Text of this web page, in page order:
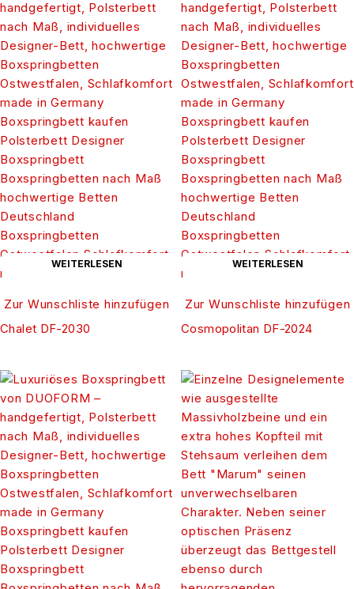
WEITERLESEN
Zur Wunschliste hinzufügen
Chalet DF-2030
WEITERLESEN
Zur Wunschliste hinzufügen
Cosmopolitan DF-2024